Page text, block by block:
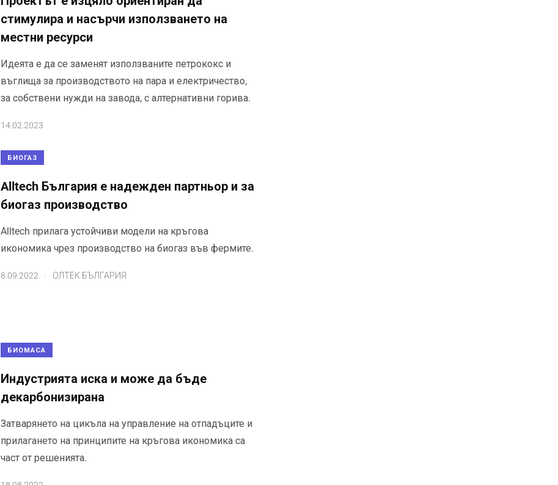
стимулира и насърчи използването на
местни ресурси
Идеята е да се заменят използваните петрококс и
въглища за производството на пара и електричество,
за собствени нужди на завода, с алтернативни горива.
14.02.2023
БИОГАЗ
Alltech България е надежден партньор и за
биогаз производство
Alltech прилага устойчиви модели на кръгова
икономика чрез производство на биогаз във фермите.
8.09.2022 ОЛТЕК БЪЛГАРИЯ
БИОМАСА
Индустрията иска и може да бъде
декарбонизирана
Затварянето на цикъла на управление на отпадъците и
прилагането на принципите на кръгова икономика са
част от решенията.